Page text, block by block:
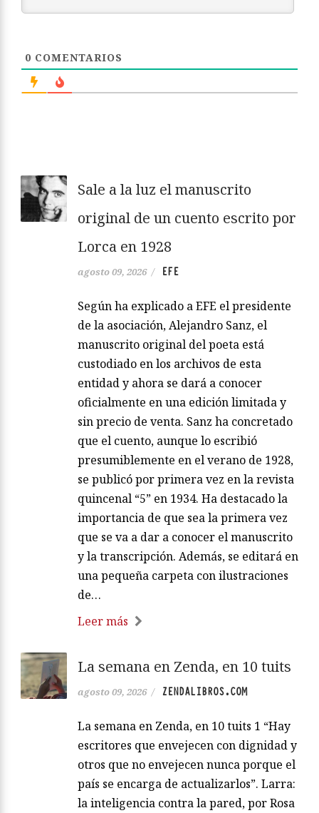
0 COMENTARIOS
Sale a la luz el manuscrito
original de un cuento escrito por
Lorca en 1928
agosto 09, 2026 / EFE
Según ha explicado a EFE el presidente
de la asociación, Alejandro Sanz, el
manuscrito original del poeta está
custodiado en los archivos de esta
entidad y ahora se dará a conocer
oficialmente en una edición limitada y
sin precio de venta. Sanz ha concretado
que el cuento, aunque lo escribió
presumiblemente en el verano de 1928,
se publicó por primera vez en la revista
quincenal “5” en 1934. Ha destacado la
importancia de que sea la primera vez
que se va a dar a conocer el manuscrito
y la transcripción. Además, se editará en
una pequeña carpeta con ilustraciones
de…
Leer más
La semana en Zenda, en 10 tuits
agosto 09, 2026 / ZENDALIBROS.COM
La semana en Zenda, en 10 tuits 1 “Hay
escritores que envejecen con dignidad y
otros que no envejecen nunca porque el
país se encarga de actualizarlos”. Larra:
la inteligencia contra la pared, por Rosa